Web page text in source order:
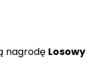
nagrodę Losowy